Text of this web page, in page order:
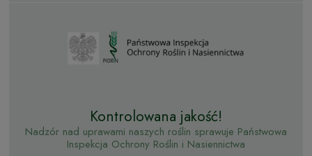
Kontrolowana jakość!
Nadzór nad uprawami naszych roślin sprawuje Państwowa
Inspekcja Ochrony Roślin i Nasiennictwa